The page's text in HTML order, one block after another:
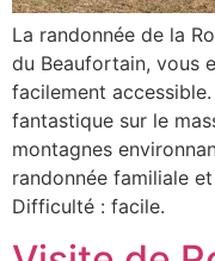
La randonnée de la
du Beaufortain, vous
facilement
fantastique sur le
montagnes
randonnée familiale
Difficulté : facile.